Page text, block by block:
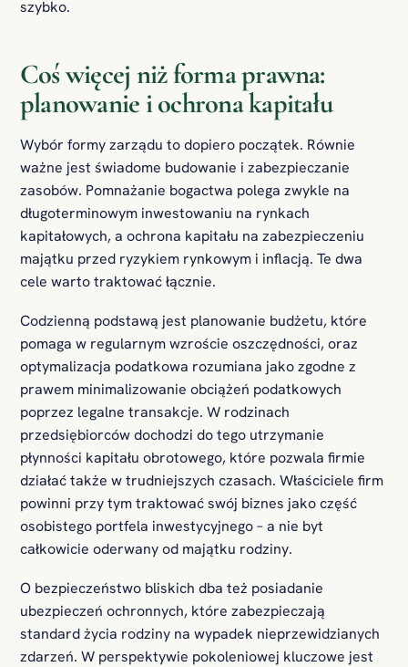
szybko.
Coś więcej niż forma prawna:
planowanie i ochrona kapitału
Wybór formy zarządu to dopiero początek. Równie
ważne jest świadome budowanie i zabezpieczanie
zasobów. Pomnażanie bogactwa polega zwykle na
długoterminowym inwestowaniu na rynkach
kapitałowych, a ochrona kapitału na zabezpieczeniu
majątku przed ryzykiem rynkowym i inflacją. Te dwa
cele warto traktować łącznie.
Codzienną podstawą jest planowanie budżetu, które
pomaga w regularnym wzroście oszczędności, oraz
optymalizacja podatkowa rozumiana jako zgodne z
prawem minimalizowanie obciążeń podatkowych
poprzez legalne transakcje. W rodzinach
przedsiębiorców dochodzi do tego utrzymanie
płynności kapitału obrotowego, które pozwala firmie
działać także w trudniejszych czasach. Właściciele firm
powinni przy tym traktować swój biznes jako część
osobistego portfela inwestycyjnego – a nie byt
całkowicie oderwany od majątku rodziny.
O bezpieczeństwo bliskich dba też posiadanie
ubezpieczeń ochronnych, które zabezpieczają
standard życia rodziny na wypadek nieprzewidzianych
zdarzeń. W perspektywie pokoleniowej kluczowe jest